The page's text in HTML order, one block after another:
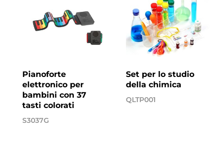
Pianoforte
elettronico per
bambini con 37
tasti colorati
S3037G
Set per lo studio
della chimica
QLTP001